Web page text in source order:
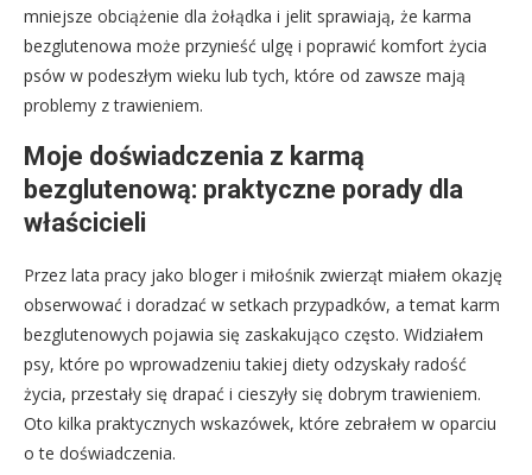
mniejsze obciążenie dla żołądka i jelit sprawiają, że karma
bezglutenowa może przynieść ulgę i poprawić komfort życia
psów w podeszłym wieku lub tych, które od zawsze mają
problemy z trawieniem.
Moje doświadczenia z karmą
bezglutenową: praktyczne porady dla
właścicieli
Przez lata pracy jako bloger i miłośnik zwierząt miałem okazję
obserwować i doradzać w setkach przypadków, a temat karm
bezglutenowych pojawia się zaskakująco często. Widziałem
psy, które po wprowadzeniu takiej diety odzyskały radość
życia, przestały się drapać i cieszyły się dobrym trawieniem.
Oto kilka praktycznych wskazówek, które zebrałem w oparciu
o te doświadczenia.